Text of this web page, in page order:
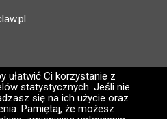
ułatwić Ci korzystanie z
statystycznych. Jeśli nie
się na ich użycie oraz
Pamiętaj, że możesz
ARAW